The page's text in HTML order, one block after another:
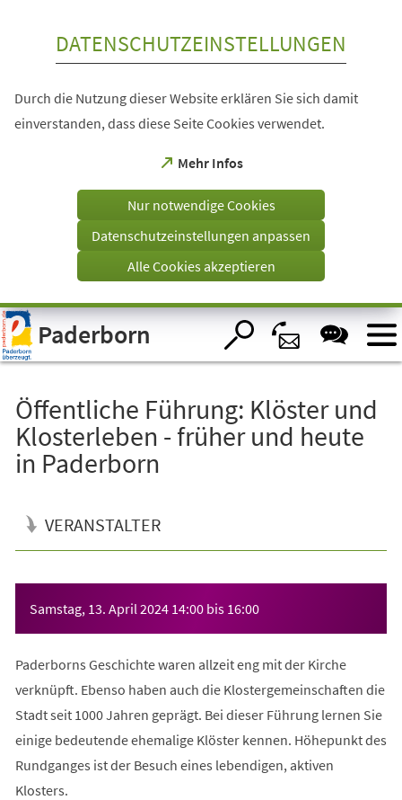
Visuelle
Assistenzsoftware
öffnen.
DATENSCHUTZEINSTELLUNGEN
Durch die Nutzung dieser Website erklären Sie sich damit
einverstanden, dass diese Seite Cookies verwendet.
Mehr Infos
(Öffnet
einem
Tab)
Nur notwendige Cookies
Datenschutzeinstellungen anpassen
Alle Cookies akzeptieren
Paderborn
Öffentliche Führung: Klöster und
Klosterleben - früher und heute
in Paderborn
VERANSTALTER
Samstag, 13. April 2024 14:00 bis 16:00
Paderborns Geschichte waren allzeit eng mit der Kirche
verknüpft. Ebenso haben auch die Klostergemeinschaften die
Stadt seit 1000 Jahren geprägt. Bei dieser Führung lernen Sie
einige bedeutende ehemalige Klöster kennen. Höhepunkt des
Rundganges ist der Besuch eines lebendigen, aktiven
Klosters.